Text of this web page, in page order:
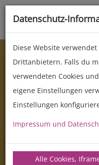
Datenschutz-
Diese Website
Drittanbietern. Falls du
verwendeten Cookies
eigene Einstellungen
Einstellungen
Impressum und
Alle Cookies,